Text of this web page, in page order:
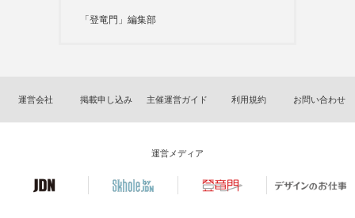
「登竜門」編集部
運営会社 掲載申し込み 主催運営ガイド 利用規約 お問い合わせ
運営メディア